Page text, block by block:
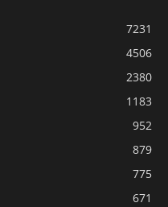
7231
4506
2380
1183
952
879
775
671